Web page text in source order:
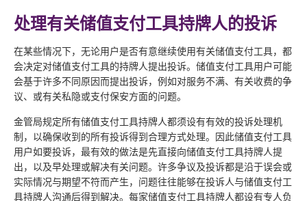
处理有关储值支付工具持牌人的投诉
在某些情况下，无论用户是否有意继续使用有关储值支付工具，都
会决定对储值支付工具的持牌人提出投诉。储值支付工具用户可能
会基于许多不同原因而提出投诉，例如对服务不满、有关收费的争
议、或有关私隐或支付保安方面的问题。
金管局规定所有储值支付工具持牌人都须设有有效的投诉处理机
制，以确保收到的所有投诉得到合理方式处理。因此储值支付工具
用户如要投诉，最有效的做法是先直接向储值支付工具持牌人提
出，以及早处理或解决有关问题。许多争议及投诉都是沿于误会或
实际情况与期望不符而产生，问题往往能够在投诉人与储值支付工
具持牌人沟通后得到解决。每家储值支付工具持牌人都设有专人负